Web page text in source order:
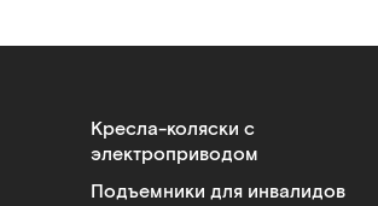
Кресла-коляски с
электроприводом
Подъемники для инвалидов